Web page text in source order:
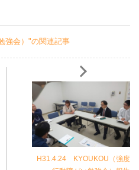
強会）"の関連記事
H31.4.24 KYOUKOU（強度